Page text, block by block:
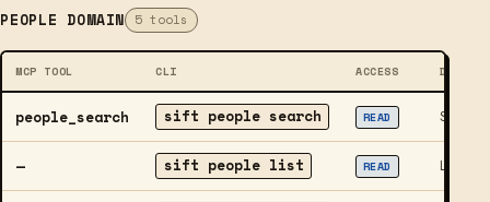
PEOPLE DOMAIN 5 tools
MCP TOOL CLI ACCESS
people_search sift people search READ Search
— sift people list READ List all